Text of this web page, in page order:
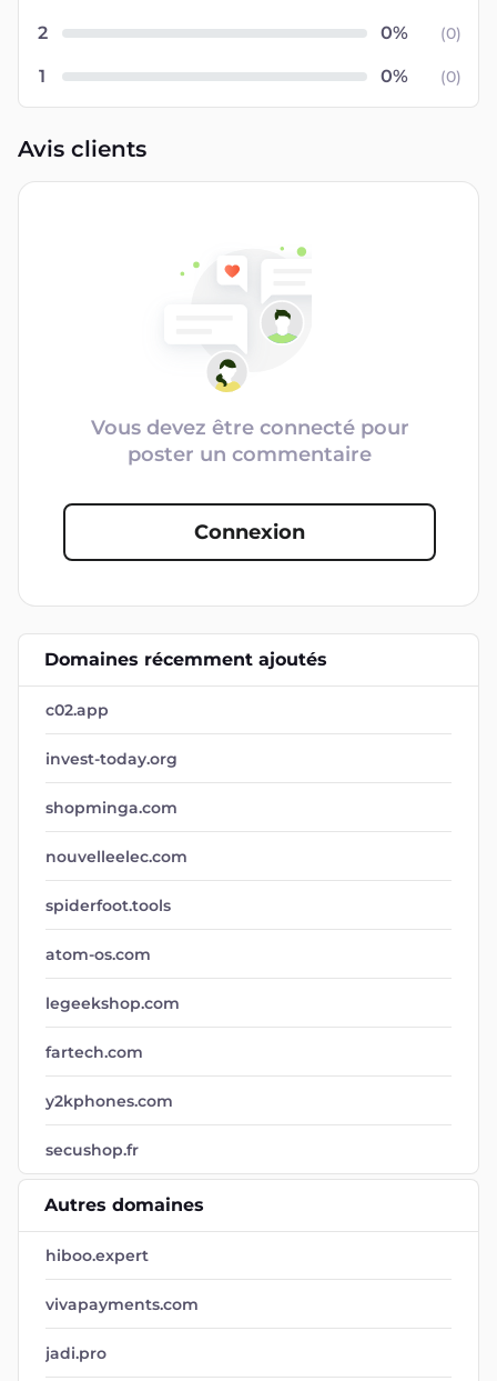
2 (0)
1 (0)
Avis clients
Vous devez être connecté pour
poster un commentaire
Connexion
Domaines récemment ajoutés
c02.app
invest-today.org
shopminga.com
nouvelleelec.com
spiderfoot.tools
atom-os.com
legeekshop.com
fartech.com
y2kphones.com
secushop.fr
Autres domaines
hiboo.expert
vivapayments.com
jadi.pro